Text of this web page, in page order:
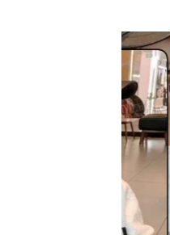
セール商品
新着商品
商品一覧
最近チェ